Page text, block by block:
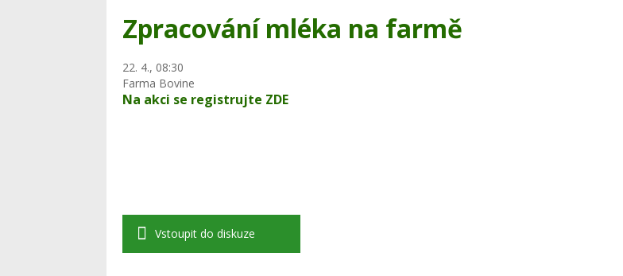
Zpracování mléka na farmě
22. 4., 08:30
Farma Bovine
Na akci se registrujte ZDE
Vstoupit do diskuze